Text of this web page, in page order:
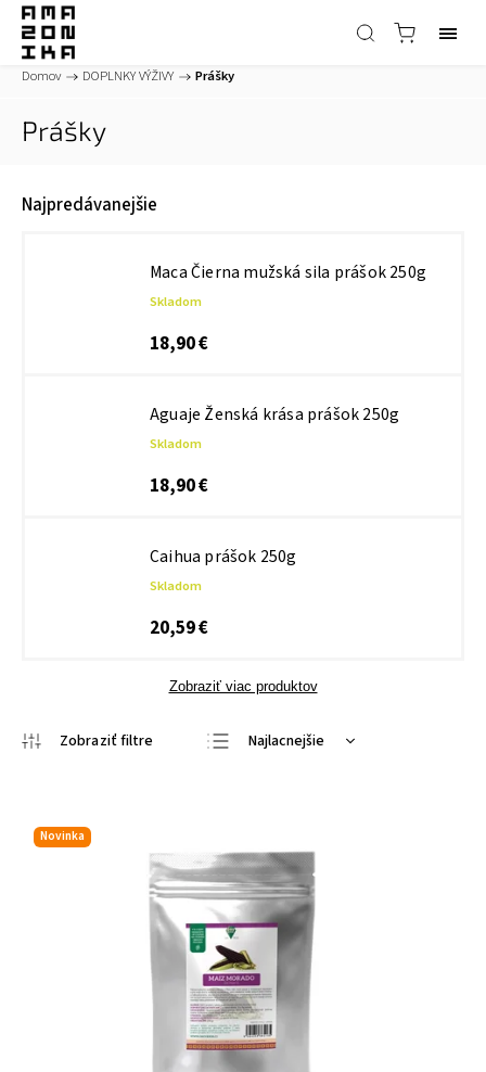
Domov / DOPLNKY VÝŽIVY / Prášky
Prášky
Najpredávanejšie
Maca Čierna mužská sila prášok 250g
Skladom
18,90 €
Aguaje Ženská krása prášok 250g
Skladom
18,90 €
Caihua prášok 250g
Skladom
20,59 €
Zobraziť viac produktov
Najlacnejšie
Novinka